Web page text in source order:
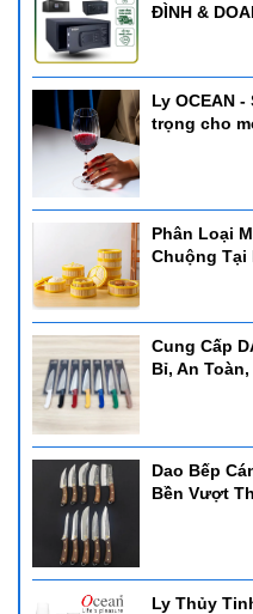
ĐÌNH &
Ly OCEAN
trọng cho
Phân Loại
Chuộng Tại
Cung Cấp
Bỉ, An
Dao Bếp
Bền Vượt
Ly Thủy